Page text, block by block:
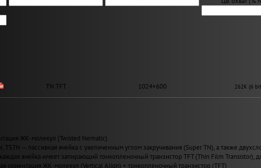
TN TFT 1024×600 262K (6
ЖК-молекул (Twisted Nematic)
TSTN — пассивная ячейка с увеличенным углом закручивания (Super TN), а также
ячейка имеет запирающий тонкопленочный транзистор TFT (Thin Film
ориентация ЖК-молекул (Vertical Align) + тонкопленочный транзистор (TFT)